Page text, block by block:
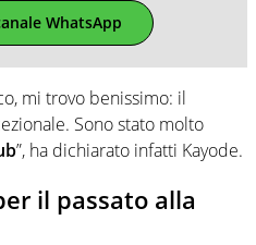
WhatsApp
mi trovo benissimo: il
Sono stato molto
”, ha dichiarato infatti Kayode.
il passato alla